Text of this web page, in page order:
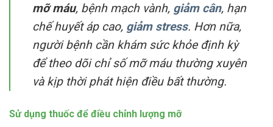
mỡ máu, bệnh mạch vành, giảm cân, hạn
chế huyết áp cao, giảm stress. Hơn nữa,
người bệnh cần khám sức khỏe định kỳ
để theo dõi chỉ số mỡ máu thường xuyên
và kịp thời phát hiện điều bất thường.
Sử dụng thuốc để điều chỉnh lượng mỡ